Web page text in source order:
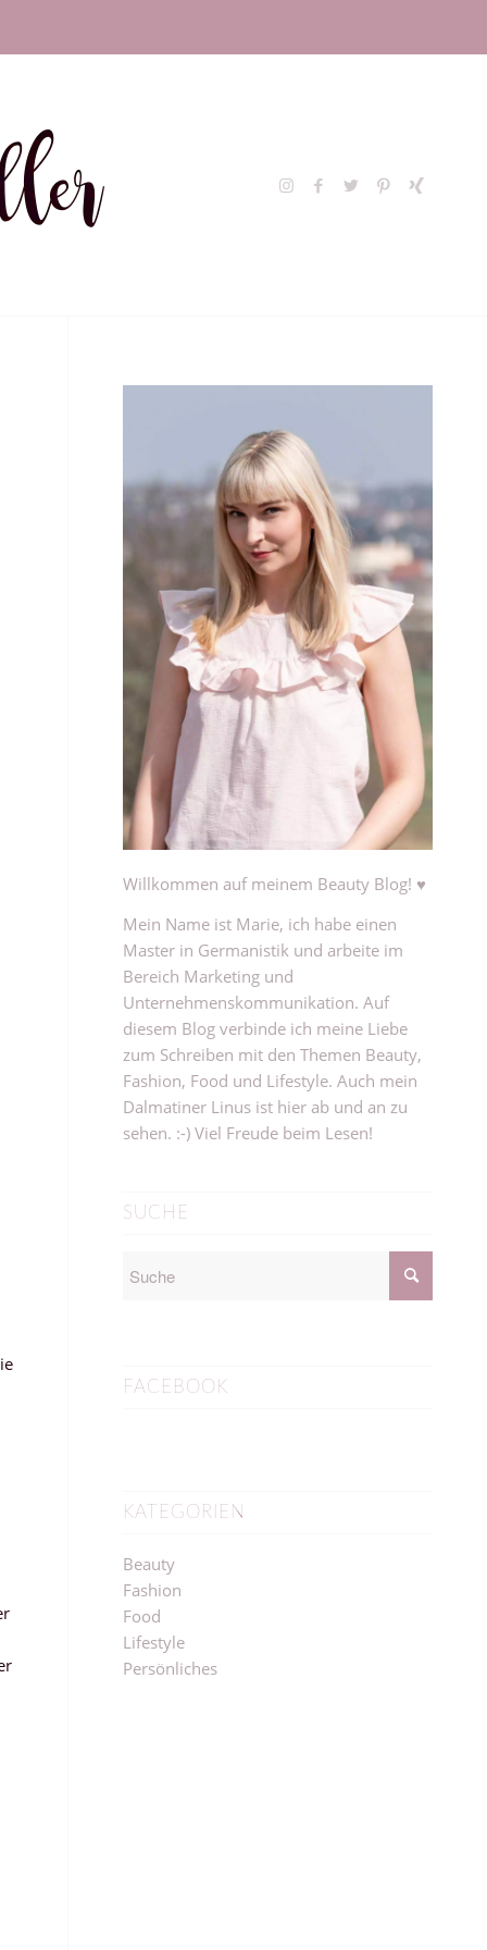
Willkommen auf meinem Beauty Blog! ♥
Mein Name ist Marie, ich habe einen
Master in Germanistik und arbeite im
Bereich Marketing und
Unternehmenskommunikation. Auf
diesem Blog verbinde ich meine Liebe
zum Schreiben mit den Themen Beauty,
Fashion, Food und Lifestyle. Auch mein
Dalmatiner Linus ist hier ab und an zu
sehen. :-) Viel Freude beim Lesen!
SUCHE
FACEBOOK
KATEGORIEN
Beauty
Fashion
Food
Lifestyle
Persönliches